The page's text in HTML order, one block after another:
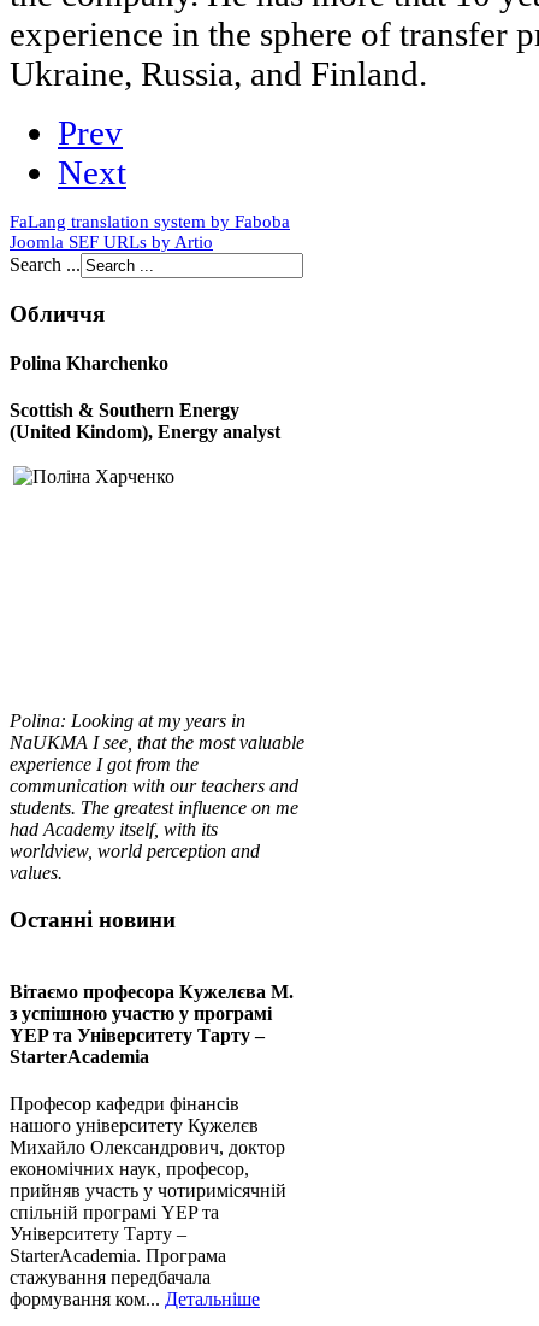
experience in the sphere of transfer
Ukraine, Russia, and Finland.
Prev
Next
FaLang translation system by Faboba
Joomla SEF URLs by Artio
Search ...
Обличчя
Polina Kharchenko
Scottish & Southern Energy
(United Kindom), Energy analyst
Polina: Looking at my years in
NaUKMA I see, that the most valuable
experience I got from the
communication with our teachers and
students. The greatest influence on me
had Academy itself, with its
worldview, world perception and
values.
Останні новини
Вітаємо професора Кужелєва М.
з успішною участю у програмі
YEP та Університету Тарту –
StarterAcademia
Професор кафедри фінансів
нашого університету Кужелєв
Михайло Олександрович, доктор
економічних наук, професор,
прийняв участь у чотиримісячній
спільній програмі YEP та
Університету Тарту –
StarterAcademia. Програма
стажування передбачала
формування ком... Детальніше